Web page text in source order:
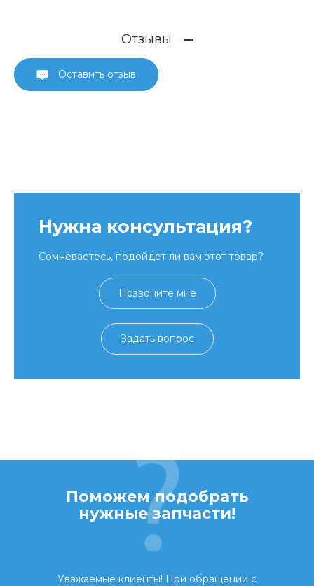
Отзывы
Оставить отзыв
Нужна консультация?
Сомневаетесь, подойдет ли вам этот товар?
Позвоните мне
Задать вопрос
Поможем подобрать
нужные запчасти!
Уважаемые клиенты! При обращении с